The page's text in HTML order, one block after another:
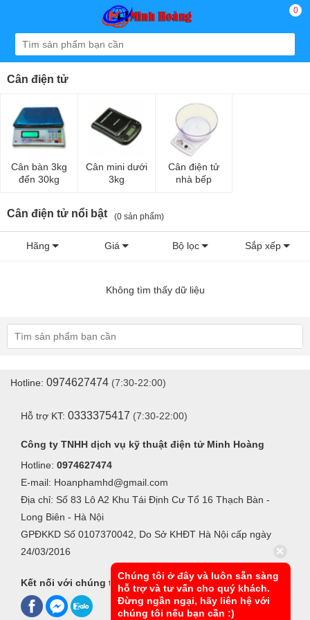
0
Cân điện tử
Cân bàn 3kg
đến 30kg
Cân mini dưới
3kg
Cân điện tử
nhà bếp
Cân điện tử nổi bật (0 sản phẩm)
Hãng Giá Bộ lọc Sắp xếp
Không tìm thấy dữ liệu
Hotline: 0974627474 (7:30-22:00)
Hỗ trợ KT: 0333375417 (7:30-22:00)
Công ty TNHH dịch vụ kỹ thuật điện tử Minh Hoàng
Hotline: 0974627474
E-mail: Hoanphamhd@gmail.com
Địa chỉ: Số 83 Lô A2 Khu Tái Định Cư Tổ 16 Thạch Bàn -
Long Biên - Hà Nội
GPĐKKD Số 0107370042, Do Sở KHĐT Hà Nội cấp ngày
24/03/2016
Kết nối với chúng tôi
Chúng tôi ở đây và luôn sẵn sàng
hỗ trợ và tư vấn cho quý khách.
Đừng ngần ngại, hãy liên hệ với
chúng tôi nếu bạn cần :)